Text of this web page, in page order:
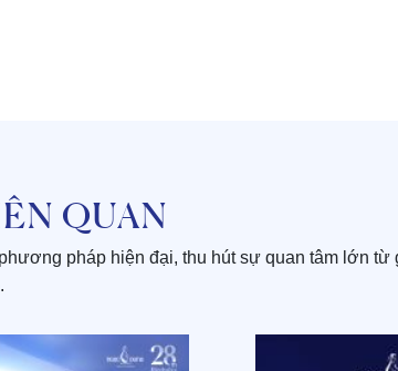
QUAN
pháp hiện đại, thu hút sự quan tâm lớn từ